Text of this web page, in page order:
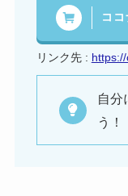
コ
リンク先 :
自分
う！